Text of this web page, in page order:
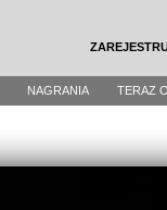
NAGRANIA TERAZ